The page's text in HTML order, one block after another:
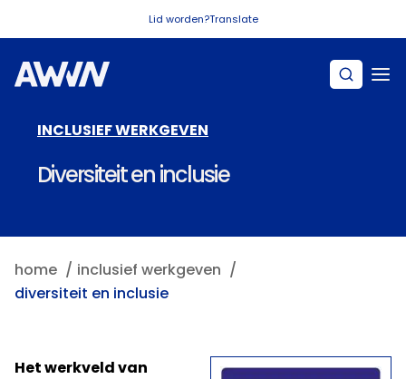
Lid worden?Translate
INCLUSIEF WERKGEVEN
Diversiteit en inclusie
home
inclusief werkgeven
diversiteit en inclusie
Het werkveld van